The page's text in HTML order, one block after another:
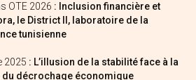
OTE 2026 : Inclusion financière et
le District II, laboratoire de la
tunisienne
2025 : L’illusion de la stabilité face à la
du décrochage économique